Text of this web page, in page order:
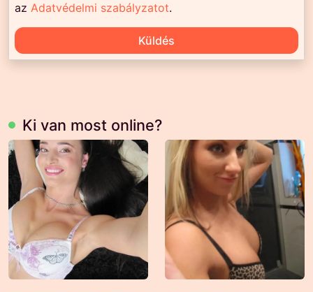
az Adatvédelmi szabályzatot.
Küldés
Ki van most online?